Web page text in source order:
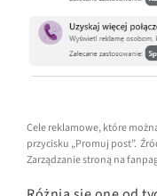
Cele reklamowe, które
przycisku „Promuj post”.
Zarządzanie stroną na